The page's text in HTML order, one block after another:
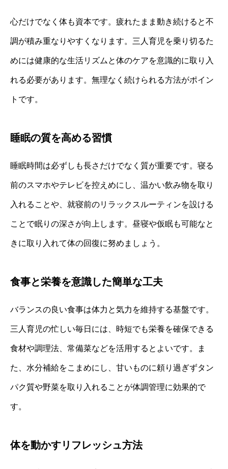
心だけでなく体も資本です。疲れたまま動き続けると不
調が積み重なりやすくなります。三人育児を乗り切るた
めには健康的な生活リズムと体のケアを意識的に取り入
れる必要があります。無理なく続けられる方法がポイン
トです。
睡眠の質を高める習慣
睡眠時間は必ずしも長さだけでなく質が重要です。寝る
前のスマホやテレビを控えめにし、温かい飲み物を取り
入れることや、就寝前のリラックスルーティンを設ける
ことで眠りの深さが向上します。昼寝や仮眠も可能なと
きに取り入れて体の回復に努めましょう。
食事と栄養を意識した簡単な工夫
バランスの良い食事は体力と気力を維持する基盤です。
三人育児の忙しい毎日には、時短でも栄養を確保できる
食材や調理法、常備菜などを活用するとよいです。ま
た、水分補給をこまめにし、甘いものに頼り過ぎずタン
パク質や野菜を取り入れることが体調管理に効果的で
す。
体を動かすリフレッシュ方法